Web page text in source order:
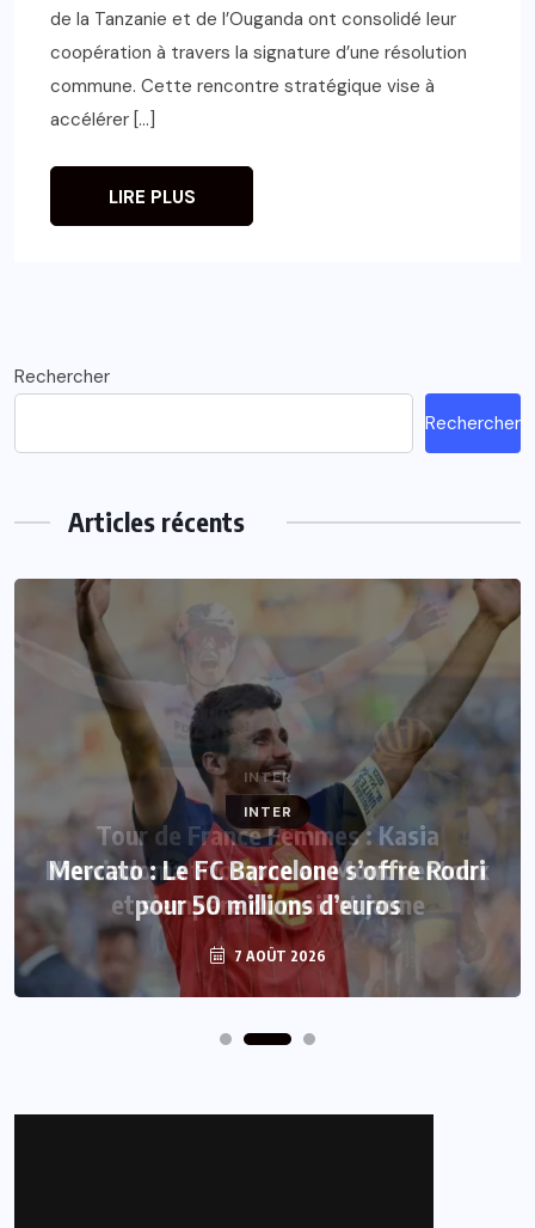
de la Tanzanie et de l’Ouganda ont consolidé leur
coopération à travers la signature d’une résolution
commune. Cette rencontre stratégique vise à
accélérer […]
LIRE PLUS
Rechercher
Rechercher
Articles récents
INTER
Mercato : Le FC Barcelone s’offre Rodri
pour 50 millions d’euros
7 AOÛT 2026